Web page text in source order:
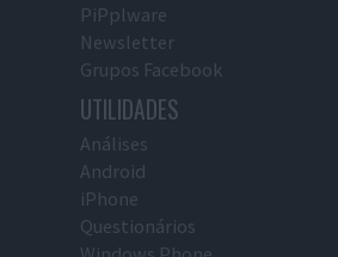
PiPplware
Newsletter
Grupos Facebook
UTILIDADES
Análises
Android
iPhone
Questionários